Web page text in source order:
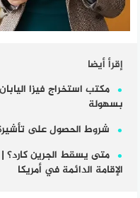
إقرأ أيضا
مكتب استخراج فيزا
بسهولة
شروط الحصول على تأشيرة
متى يسقط الجرين كارد؟ |
الإقامة الدائمة في أمريكا